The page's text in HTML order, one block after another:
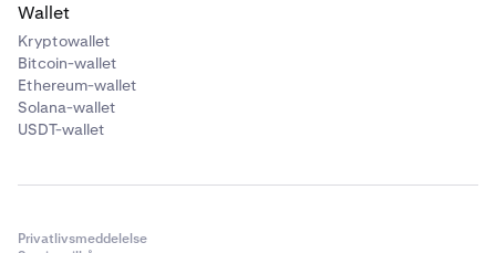
Wallet
Kryptowallet
Bitcoin-wallet
Ethereum-wallet
Solana-wallet
USDT-wallet
Privatlivsmeddelelse